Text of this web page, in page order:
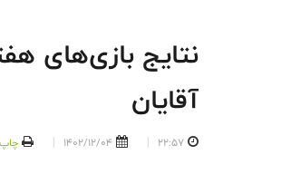
نتایج بازی‌های
آقایان
22:57
1402/12/04